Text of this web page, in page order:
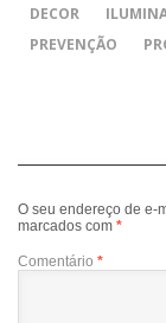
DECOR
PREVENÇÃO
O seu endereço de e-
marcados com *
Comentário *